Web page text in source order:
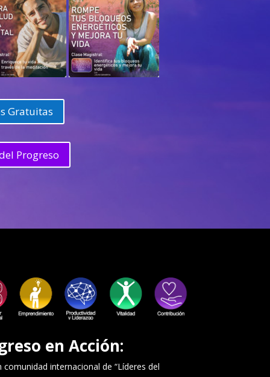
Gratuitas
Progreso
en Acción:
comunidad internacional de “Líderes del